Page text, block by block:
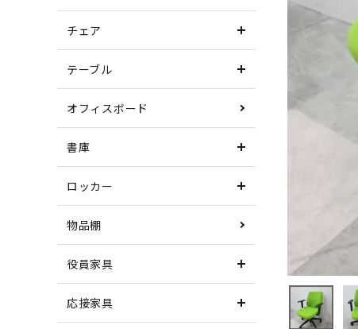
チェア
テーブル
オフィスボード
書庫
ロッカー
物品棚
役員家具
応接家具